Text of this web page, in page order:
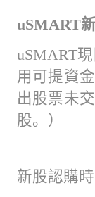
uSMART
uSMART
用可提資
出股票未
股。）
新股認購時